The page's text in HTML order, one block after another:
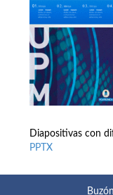
Diapositivas con
PPTX